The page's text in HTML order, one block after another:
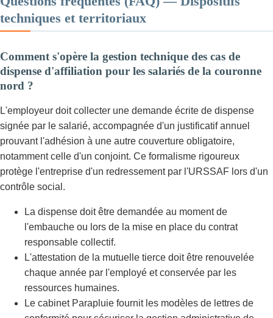
techniques et territoriaux
Comment s'opère la gestion technique des cas de
dispense d'affiliation pour les salariés de la couronne
nord ?
L'employeur doit collecter une demande écrite de dispense
signée par le salarié, accompagnée d'un justificatif annuel
prouvant l'adhésion à une autre couverture obligatoire,
notamment celle d'un conjoint. Ce formalisme rigoureux
protège l'entreprise d'un redressement par l'URSSAF lors d'un
contrôle social.
La dispense doit être demandée au moment de
l'embauche ou lors de la mise en place du contrat
responsable collectif.
L'attestation de la mutuelle tierce doit être renouvelée
chaque année par l'employé et conservée par les
ressources humaines.
Le cabinet Parapluie fournit les modèles de lettres de